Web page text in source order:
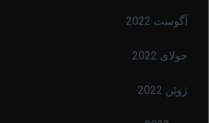
آگوست 2022
جولای 2022
ژوئن 2022